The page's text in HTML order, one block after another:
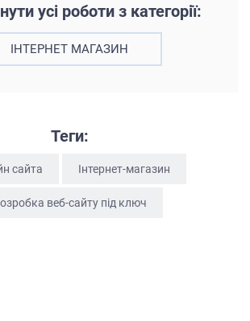
усі роботи з категорії:
ІНТЕРНЕТ МАГАЗИН
Теги:
сайта Інтернет-магазин
веб-сайту під ключ